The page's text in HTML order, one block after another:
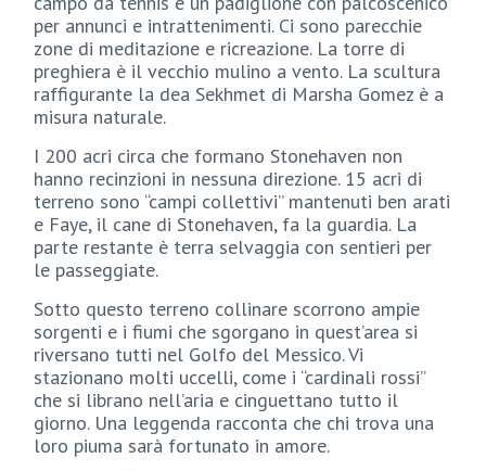
per annunci e intrattenimenti. Ci sono parecchie
zone di meditazione e ricreazione. La torre di
preghiera è il vecchio mulino a vento. La scultura
raffigurante la dea Sekhmet di Marsha Gomez è a
misura naturale.
I 200 acri circa che formano Stonehaven non
hanno recinzioni in nessuna direzione. 15 acri di
terreno sono “campi collettivi” mantenuti ben arati
e Faye, il cane di Stonehaven, fa la guardia. La
parte restante è terra selvaggia con sentieri per
le passeggiate.
Sotto questo terreno collinare scorrono ampie
sorgenti e i fiumi che sgorgano in quest’area si
riversano tutti nel Golfo del Messico. Vi
stazionano molti uccelli, come i “cardinali rossi”
che si librano nell’aria e cinguettano tutto il
giorno. Una leggenda racconta che chi trova una
loro piuma sarà fortunato in amore.